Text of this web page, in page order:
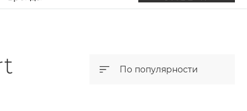
По популярности